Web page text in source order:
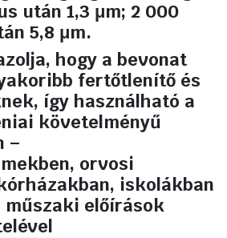
után 1,3 μm; 2 000
5,8 μm.
hogy a bevonat
fertőtlenítő és
így használható a
követelményű
–
orvosi
iskolákban
műszaki előírások